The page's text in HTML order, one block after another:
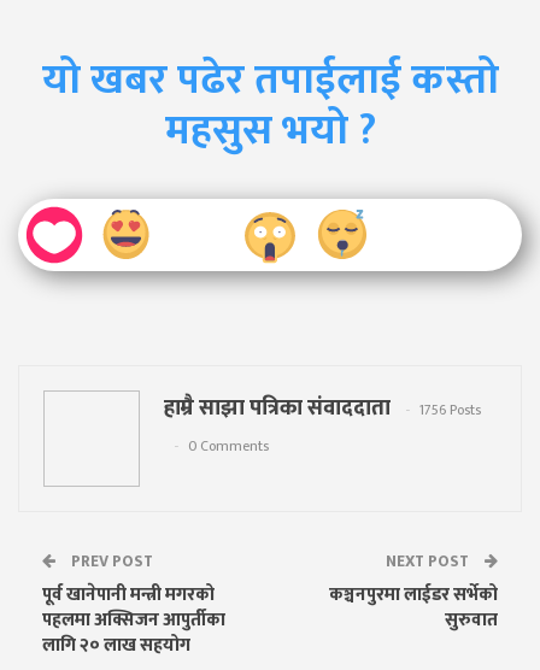
यो खबर पढेर तपाईलाई कस्तो
महसुस भयो ?
हाम्रै साझा पत्रिका संवाददाता
1756 Posts
0 Comments
PREV POST
पूर्व खानेपानी मन्त्री मगरको
पहलमा अक्सिजन आपुर्तीका
लागि २० लाख सहयोग
NEXT POST
कञ्चनपुरमा लाईडर सर्भेको
सुरुवात